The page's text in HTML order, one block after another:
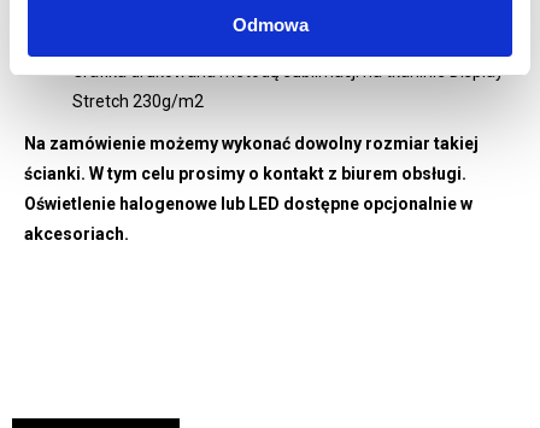
Odmowa
Grafika drukowana metodą sublimacji na tkaninie Display
Stretch 230g/m2
Na zamówienie możemy wykonać dowolny rozmiar takiej
ścianki. W tym celu prosimy o kontakt z biurem obsługi.
Oświetlenie halogenowe lub LED dostępne opcjonalnie w
akcesoriach.